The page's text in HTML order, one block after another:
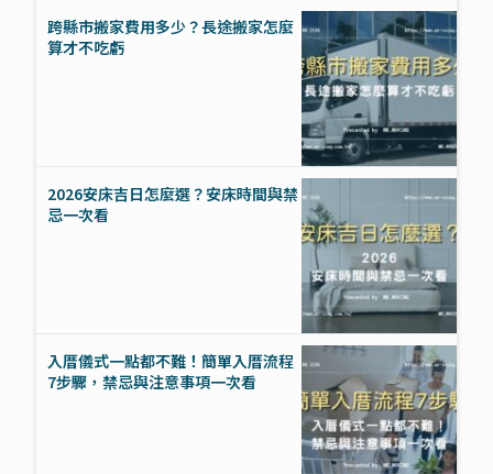
跨縣市搬家費用多少？長途搬家怎麼
算才不吃虧
2026安床吉日怎麼選？安床時間與禁
忌一次看
入厝儀式一點都不難！簡單入厝流程
7步驟，禁忌與注意事項一次看